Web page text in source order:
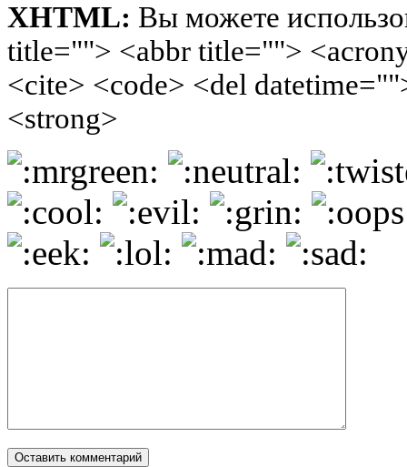
XHTML: Вы можете
title=""> <abbr title="">
<cite> <code> <del
<strong>